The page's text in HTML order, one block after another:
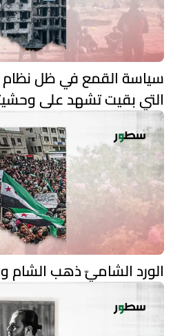
سياسة القمع في ظل
التي بقيت تشهد على
الورد الشاميّ ذهب الشام